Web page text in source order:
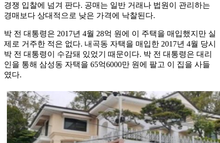
경쟁 입찰에 넘겨 판다. 공매는 일반 거래나 법원이 관리하는
경매보다 상대적으로 낮은 가격에 낙찰된다.
박 전 대통령은 2017년 4월 28억 원에 이 주택을 매입했지만 실
제로 거주한 적은 없다. 내곡동 자택을 매입한 2017년 4월 당시
박 전 대통령이 수감돼 있었기 때문이다. 박 전 대통령은 대리
인을 통해 삼성동 자택을 65억6000만 원에 팔고 이 집을 사들
였다.